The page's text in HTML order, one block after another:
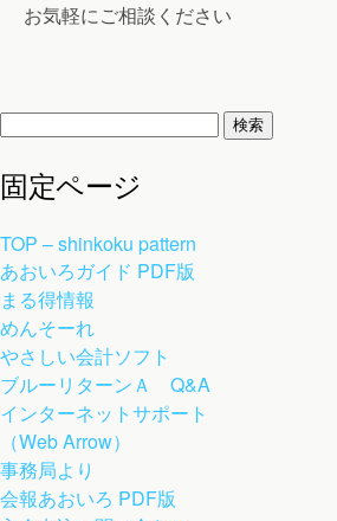
お気軽にご相談ください
検
固定ページ
TOP – shinkoku pattern
あおいろガイド PDF版
まる得情報
めんそーれ
やさしい会計ソフト
ブルーリターンＡ Q&A
インターネットサポート
（Web Arrow）
事務局より
会報あおいろ PDF版